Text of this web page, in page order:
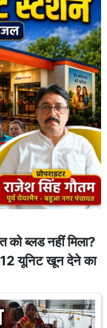
ब्लड नहीं मिला?
12 यूनिट खून देने का